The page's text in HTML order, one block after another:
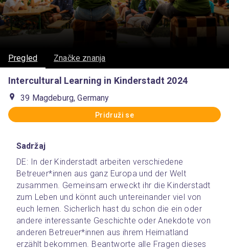
Pregled Značke znanja
Intercultural Learning in Kinderstadt 2024
39 Magdeburg, Germany
Pridruži se
Sadržaj
DE: In der Kinderstadt arbeiten verschiedene
Betreuer*innen aus ganz Europa und der Welt
zusammen. Gemeinsam erweckt ihr die Kinderstadt
zum Leben und könnt auch untereinander viel von
euch lernen. Sicherlich hast du schon die ein oder
andere interessante Geschichte oder Anekdote von
anderen Betreuer*innen aus ihrem Heimatland
erzählt bekommen. Beantworte alle Fragen dieses